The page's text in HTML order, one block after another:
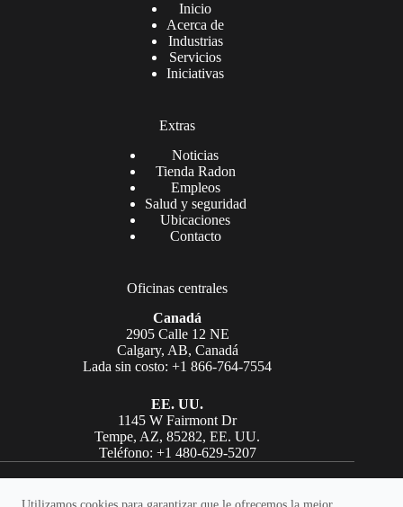
Inicio
Acerca de
Industrias
Servicios
Iniciativas
Extras
Noticias
Tienda Radon
Empleos
Salud y seguridad
Ubicaciones
Contacto
Oficinas centrales
Canadá
2905 Calle 12 NE
Calgary, AB, Canadá
Lada sin costo: +1 866-764-7554
EE. UU.
1145 W Fairmont Dr
Tempe, AZ, 85282, EE. UU.
Teléfono: +1 480-629-5207
reservados.